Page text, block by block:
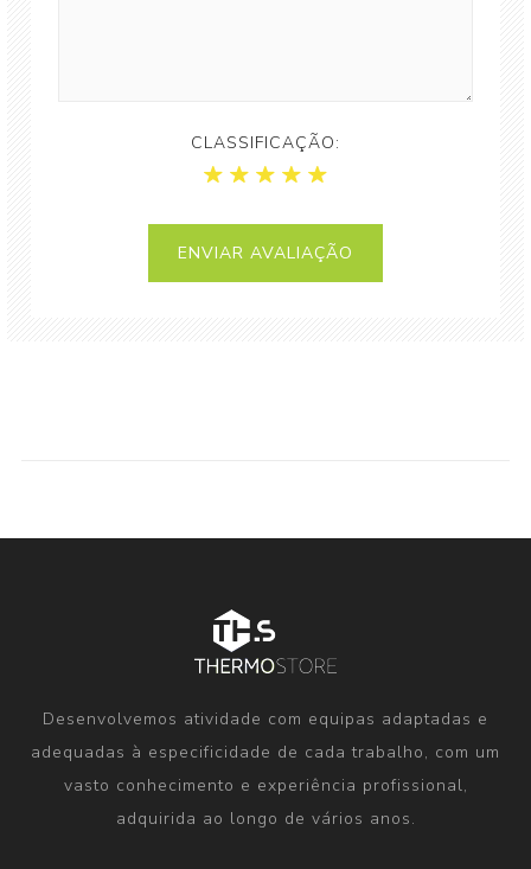
CLASSIFICAÇÃO:
Desenvolvemos atividade com equipas adaptadas e
adequadas à especificidade de cada trabalho, com um
vasto conhecimento e experiência profissional,
adquirida ao longo de vários anos.